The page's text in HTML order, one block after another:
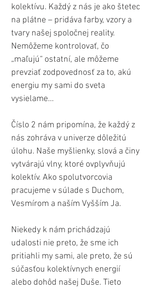
kolektívu. Každý z nás je ako štetec
na plátne – pridáva farby, vzory a
tvary našej spoločnej reality.
Nemôžeme kontrolovať, čo
„maľujú“ ostatní, ale môžeme
prevziať zodpovednosť za to, akú
energiu my sami do sveta
vysielame...
Číslo 2 nám pripomína, že každý z
nás zohráva v univerze dôležitú
úlohu. Naše myšlienky, slová a činy
vytvárajú vlny, ktoré ovplyvňujú
kolektív. Ako spolutvorcovia
pracujeme v súlade s Duchom,
Vesmírom a naším Vyšším Ja.
Niekedy k nám prichádzajú
udalosti nie preto, že sme ich
pritiahli my sami, ale preto, že sú
súčasťou kolektívnych energií
alebo dohôd našej Duše. Tieto